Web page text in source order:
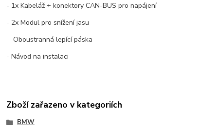
- 1x Kabeláž + konektory CAN-BUS pro napájení
- 2x Modul pro snížení jasu
- Oboustranná lepící páska
- Návod na instalaci
Zboží zařazeno v kategoriích
BMW